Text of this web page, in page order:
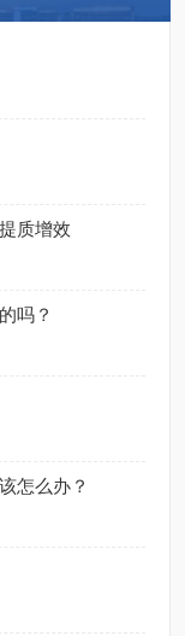
质增效
吗？
怎么办？